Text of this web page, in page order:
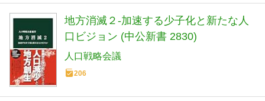
地方消滅２-加速する少子化と新たな人
口ビジョン (中公新書 2830)
人口戦略会議
206